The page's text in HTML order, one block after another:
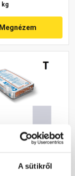
A sütikről
kg
Megnézem
Edelputz Extra
blue 25 kg